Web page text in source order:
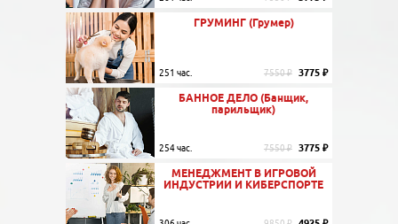
ГРУМИНГ (Грумер)
251 час. 7550 ₽ 3775 ₽
БАННОЕ ДЕЛО (Банщик,
парильщик)
254 час. 7550 ₽ 3775 ₽
МЕНЕДЖМЕНТ В ИГРОВОЙ
ИНДУСТРИИ И КИБЕРСПОРТЕ